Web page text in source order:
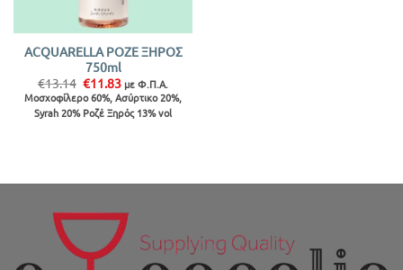
ACQUARELLA ΡΟΖΕ ΞΗΡΟΣ
750ml
€13.14 Original
price
was:
€13.14.
€11.83Η
τρέχουσα
τιμή
είναι:
με Φ.Π.Α.
Μοσχοφίλερο 60%, Ασύρτικο 20%,
Syrah 20% Ροζέ Ξηρός 13% vol